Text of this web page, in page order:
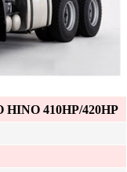
410HP/420HP